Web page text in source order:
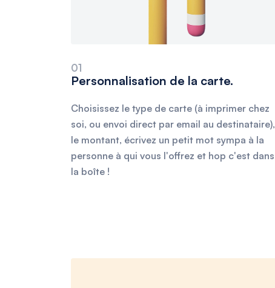
01
Personnalisation de la carte.
Choisissez le type de carte (à imprimer chez
soi, ou envoi direct par email au destinataire),
le montant, écrivez un petit mot sympa à la
personne à qui vous l'offrez et hop c'est dans
la boîte !